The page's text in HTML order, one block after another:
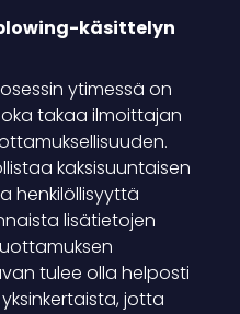
käsittelyn
ytimessä on
takaa ilmoittajan
kaksisuuntaisen
henkilöllisyyttä
lisätietojen
tulee olla helposti
jotta